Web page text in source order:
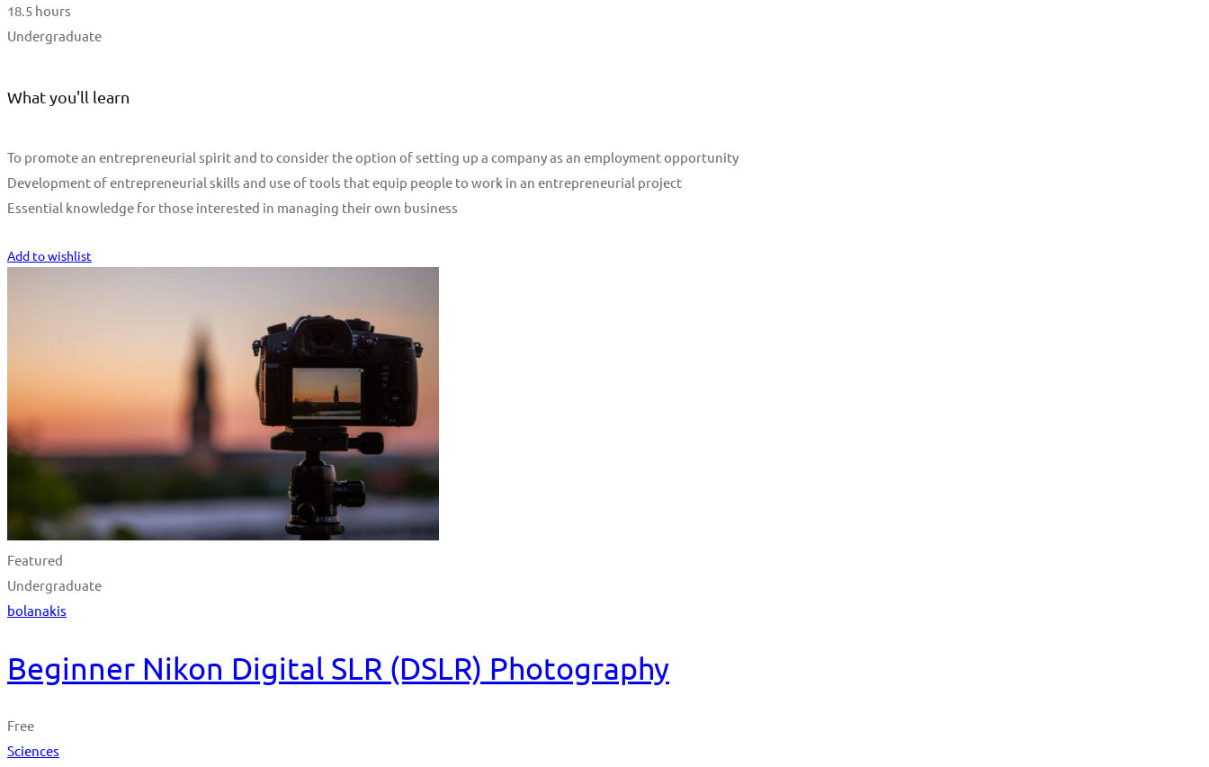
18.5 hours
Undergraduate
What you'll learn
To promote an entrepreneurial spirit and to consider the option of setting up a company as an employment opportunity
Development of entrepreneurial skills and use of tools that equip people to work in an entrepreneurial project
Essential knowledge for those interested in managing their own business
Add to wishlist
Featured
Undergraduate
bolanakis
Beginner Nikon Digital SLR (DSLR) Photography
Free
Sciences